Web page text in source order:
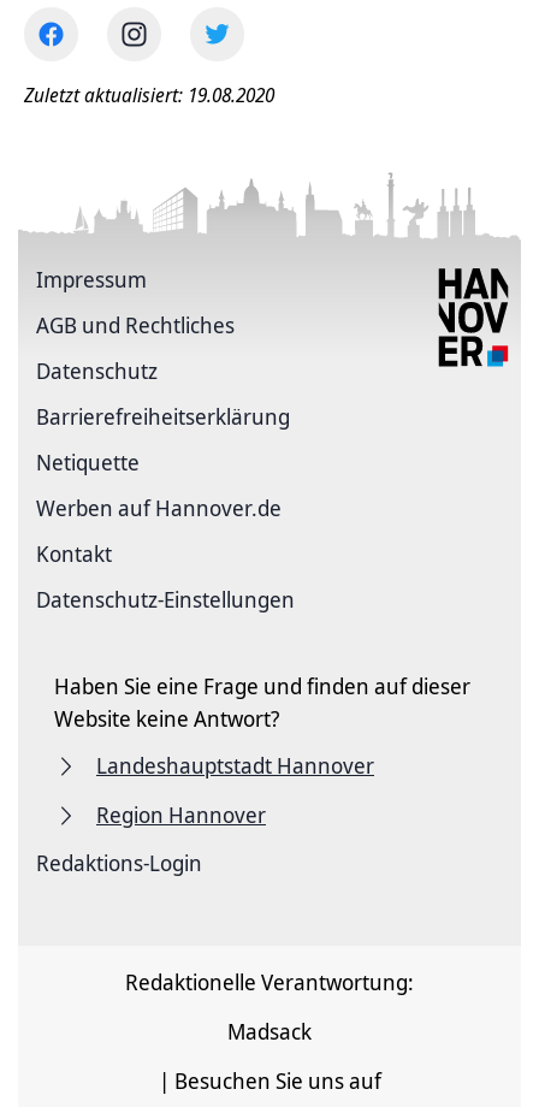
Zuletzt aktualisiert: 19.08.2020
Impressum
AGB und Rechtliches
Datenschutz
Barriere­freiheits­erklärung
Netiquette
Werben auf Hannover.de
Kontakt
Datenschutz-Einstellungen
Haben Sie eine Frage und finden auf dieser
Website keine Antwort?
Landeshauptstadt Hannover
Region Hannover
Redaktions-Login
Redaktionelle Verantwortung:
Madsack
| Besuchen Sie uns auf